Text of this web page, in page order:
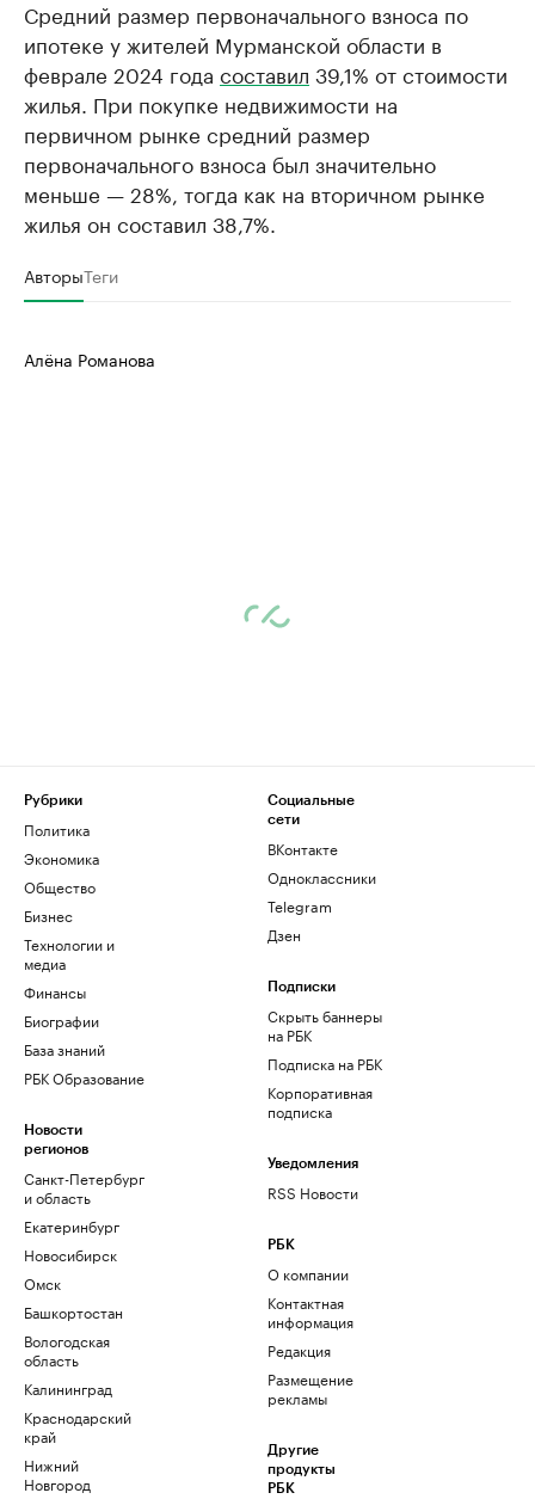
Средний размер первоначального взноса по
ипотеке у жителей Мурманской области в
феврале 2024 года составил 39,1% от стоимости
жилья. При покупке недвижимости на
первичном рынке средний размер
первоначального взноса был значительно
меньше — 28%, тогда как на вторичном рынке
жилья он составил 38,7%.
АвторыТеги
Алёна Романова
Рубрики
Политика
Экономика
Общество
Бизнес
Технологии и
медиа
Финансы
Биографии
База знаний
РБК Образование
Новости
регионов
Санкт-Петербург
и область
Екатеринбург
Новосибирск
Омск
Башкортостан
Вологодская
область
Калининград
Краснодарский
край
Нижний
Новгород
Социальные
сети
ВКонтакте
Одноклассники
Telegram
Дзен
Подписки
Скрыть баннеры
на РБК
Подписка на РБК
Корпоративная
подписка
Уведомления
RSS Новости
РБК
О компании
Контактная
информация
Редакция
Размещение
рекламы
Другие
продукты
РБК